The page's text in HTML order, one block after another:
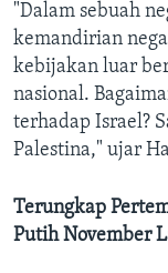
"Dalam sebuah
kemandirian
kebijakan luar
nasional.
terhadap Israel?
Palestina," ujar
Terungkap
Putih November